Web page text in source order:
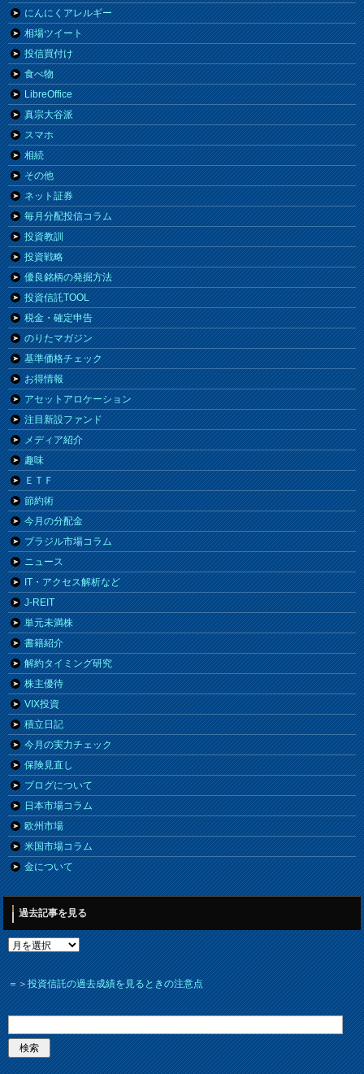
にんにくアレルギー
相場ツイート
投信買付け
食べ物
LibreOffice
真宗大谷派
スマホ
相続
その他
ネット証券
毎月分配投信コラム
投資教訓
投資戦略
優良銘柄の発掘方法
投資信託TOOL
税金・確定申告
のりたマガジン
基準価格チェック
お得情報
アセットアロケーション
注目新設ファンド
メディア紹介
趣味
ＥＴＦ
節約術
今月の分配金
ブラジル市場コラム
ニュース
IT・アクセス解析など
J-REIT
単元未満株
書籍紹介
解約タイミング研究
株主優待
VIX投資
積立日記
今月の実力チェック
保険見直し
ブログについて
日本市場コラム
欧州市場
米国市場コラム
金について
過去記事を見る
＝＞投資信託の過去成績を見るときの注意点